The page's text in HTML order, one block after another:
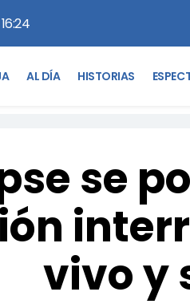
AL DÍA HISTORIAS
se
vivo y